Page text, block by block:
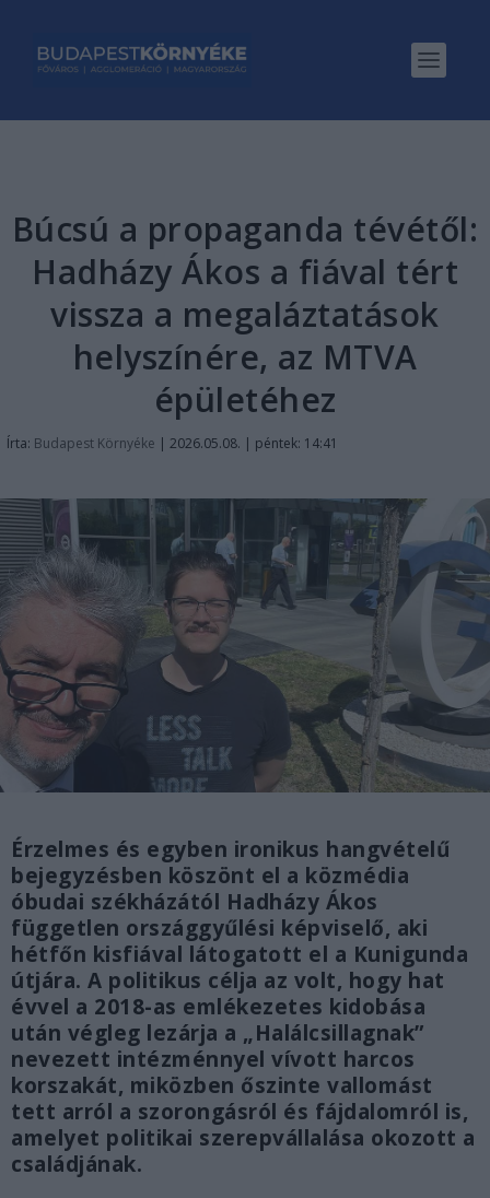
Búcsú a propaganda tévétől:
Hadházy Ákos a fiával tért
vissza a megaláztatások
helyszínére, az MTVA
épületéhez
Írta: Budapest Környéke | 2026.05.08. | péntek: 14:41
Érzelmes és egyben ironikus hangvételű
bejegyzésben köszönt el a közmédia
óbudai székházától Hadházy Ákos
független országgyűlési képviselő, aki
hétfőn kisfiával látogatott el a Kunigunda
útjára. A politikus célja az volt, hogy hat
évvel a 2018-as emlékezetes kidobása
után végleg lezárja a „Halálcsillagnak”
nevezett intézménnyel vívott harcos
korszakát, miközben őszinte vallomást
tett arról a szorongásról és fájdalomról is,
amelyet politikai szerepvállalása okozott a
családjának.